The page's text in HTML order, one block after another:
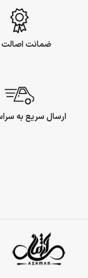
ضمانت اصالت
ارسال سریع به